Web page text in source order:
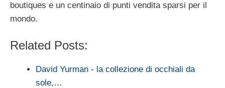
boutiques e un centinaio di punti vendita sparsi per il
mondo.
Related Posts:
David Yurman - la collezione di occhiali da
sole,…